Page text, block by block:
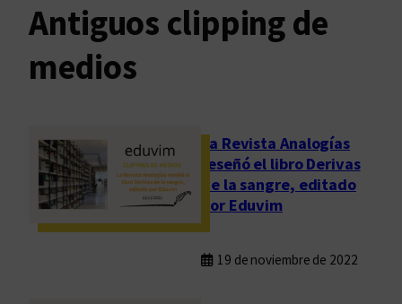
Antiguos clipping de
medios
La Revista Analogías
reseñó el libro Derivas
de la sangre, editado
por Eduvim
19 de noviembre de 2022